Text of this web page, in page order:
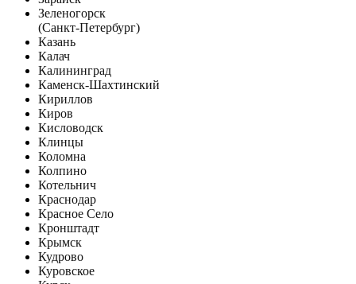
Зеленогорск
(Санкт-Петербург)
Казань
Калач
Калининград
Каменск-Шахтинский
Кириллов
Киров
Кисловодск
Клинцы
Коломна
Колпино
Котельнич
Краснодар
Красное Село
Кронштадт
Крымск
Кудрово
Куровское